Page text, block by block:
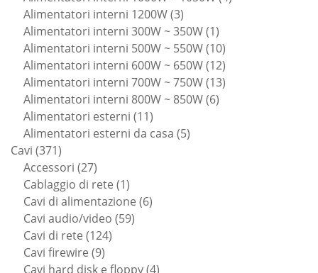
Alimentatori interni 1200W 33
prodotti
Alimentatori interni 300W ~ 350W 11
prodotto
Alimentatori interni 500W ~ 550W 1010
prodotti
Alimentatori interni 600W ~ 650W 1212
prodotti
Alimentatori interni 700W ~ 750W 1313
Alimentatori interni 800W ~ 850W 66
Alimentatori esterni 1111
prodotti
Alimentatori esterni da casa 55
Cavi 371371
prodotti
Accessori 2727
prodotti
Cablaggio di rete 11
prodotto
Cavi di alimentazione 66
Cavi audio/video 5959
Cavi di rete 124124
Cavi firewire 99
prodotti
Cavi hard disk e floppy 44